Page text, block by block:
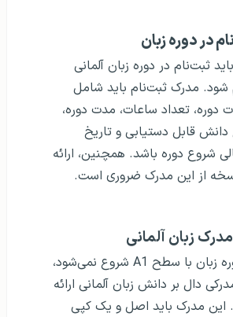
در دوره زبان
ثبت‌نام در دوره زبان آلمانی
شود. مدرک ثبت‌نام باید شامل
دوره، تعداد ساعات، مدت دوره،
قابل دستیابی و تاریخ
شروع دوره باشد. همچنین، ارائه
از این مدرک ضروری است.
مدرک زبان آلمانی
اگر دوره زبان با سطح A1 شروع نمی‌شود،
دال بر دانش زبان آلمانی ارائه
این مدرک باید اصل و یک کپی